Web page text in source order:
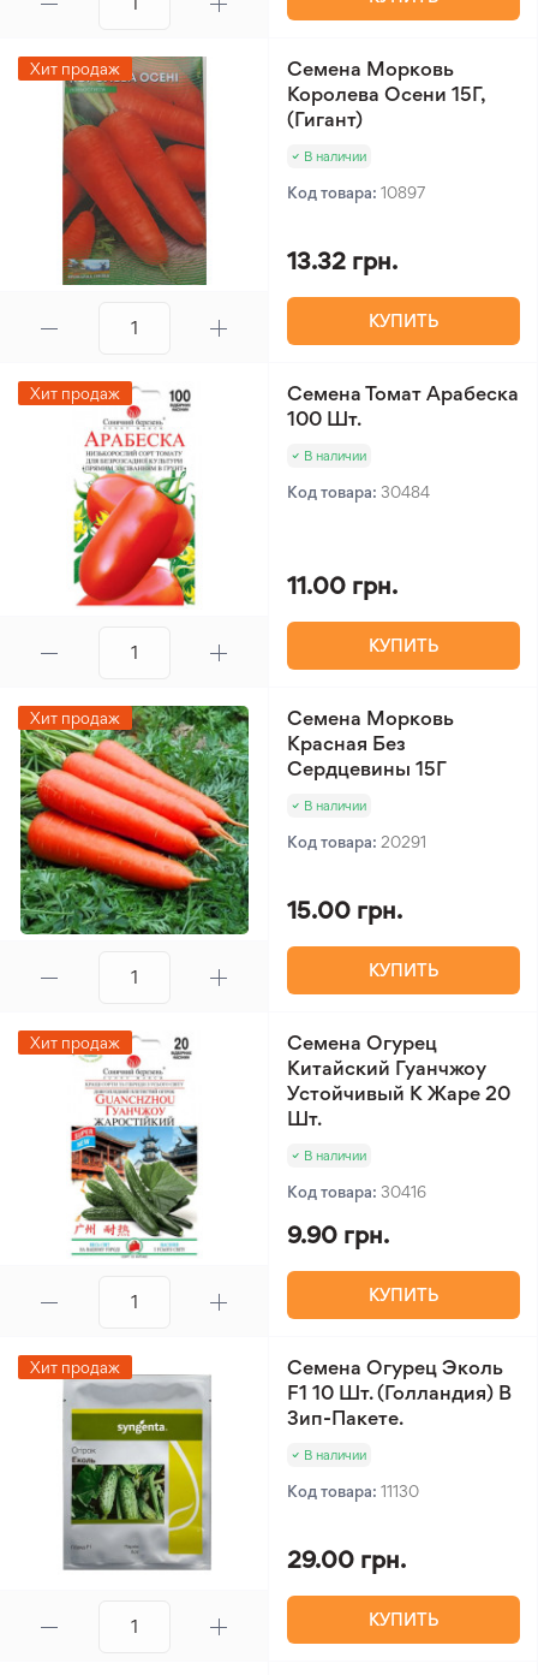
Хит продаж
Семена Морковь
Королева Осени 15Г,
(Гигант)
В наличии
Код товара: 10897
13.32 грн.
КУПИТЬ
Хит продаж
Семена Томат Арабеска
100 Шт.
В наличии
Код товара: 30484
11.00 грн.
КУПИТЬ
Хит продаж
Семена Морковь
Красная Без
Сердцевины 15Г
В наличии
Код товара: 20291
15.00 грн.
КУПИТЬ
Хит продаж
Семена Огурец
Китайский Гуанчжоу
Устойчивый К Жаре 20
Шт.
В наличии
Код товара: 30416
9.90 грн.
КУПИТЬ
Хит продаж
Семена Огурец Эколь
F1 10 Шт. (Голландия) В
Зип-Пакете.
В наличии
Код товара: 11130
29.00 грн.
КУПИТЬ